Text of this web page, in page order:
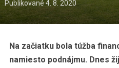
Publikované 4. 8. 2020
Na začiatku bola túžba
namiesto podnájmu. Dnes